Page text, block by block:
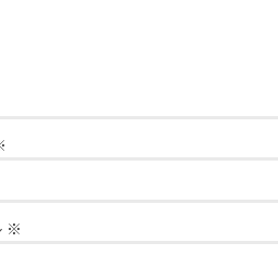
※